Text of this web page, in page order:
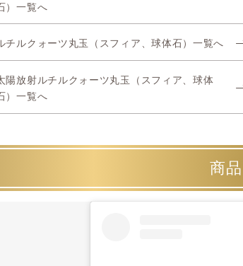
）一覧へ
チルクォーツ丸玉（スフィア、球体石）一覧へ
陽放射ルチルクォーツ丸玉（スフィア、球体
）一覧へ
商